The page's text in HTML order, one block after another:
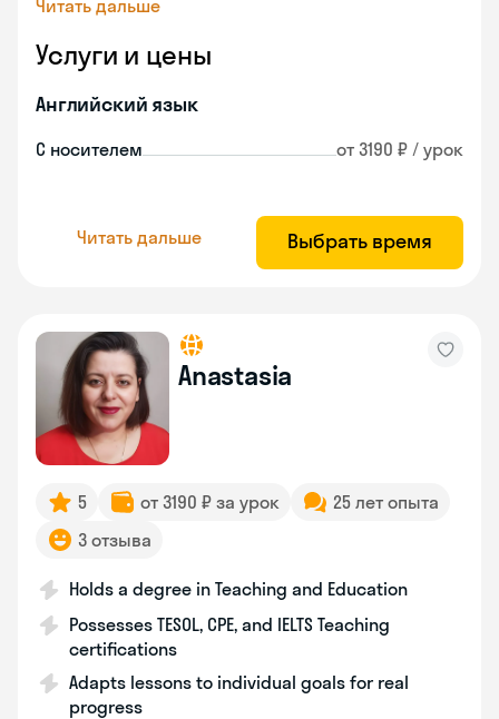
Читать дальше
Услуги и цены
Английский язык
С носителем от 3190 ₽ / урок
Читать дальше Выбрать время
Anastasia
5 от 3190 ₽ за урок
25 лет опыта
3 отзыва
Holds a degree in Teaching and Education
Possesses TESOL, CPE, and IELTS Teaching
certifications
Adapts lessons to individual goals for real
progress